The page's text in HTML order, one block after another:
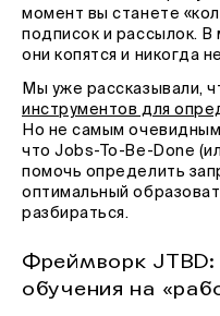
момент вы станете
подписок и рассылок.
они копятся и никогда
Мы уже рассказывали,
инструментов для
Но не самым очевидным
что Jobs-To-Be-Done
помочь определить
оптимальный
разбираться.
Фреймворк
обучения на